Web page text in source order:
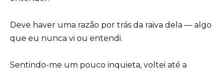
Deve haver uma razão por trás da raiva dela — algo
que eu nunca vi ou entendi.
Sentindo-me um pouco inquieta, voltei até a